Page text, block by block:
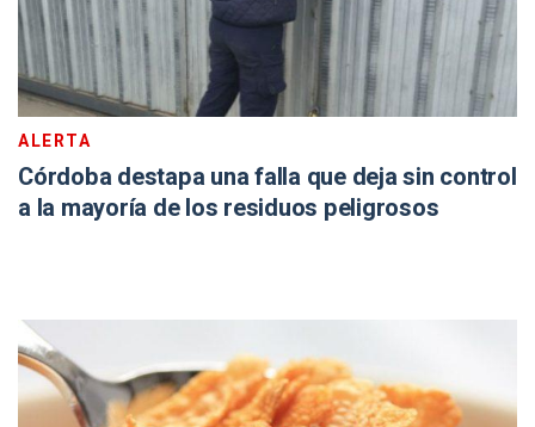
ALERTA
Córdoba destapa una falla que deja sin control
a la mayoría de los residuos peligrosos